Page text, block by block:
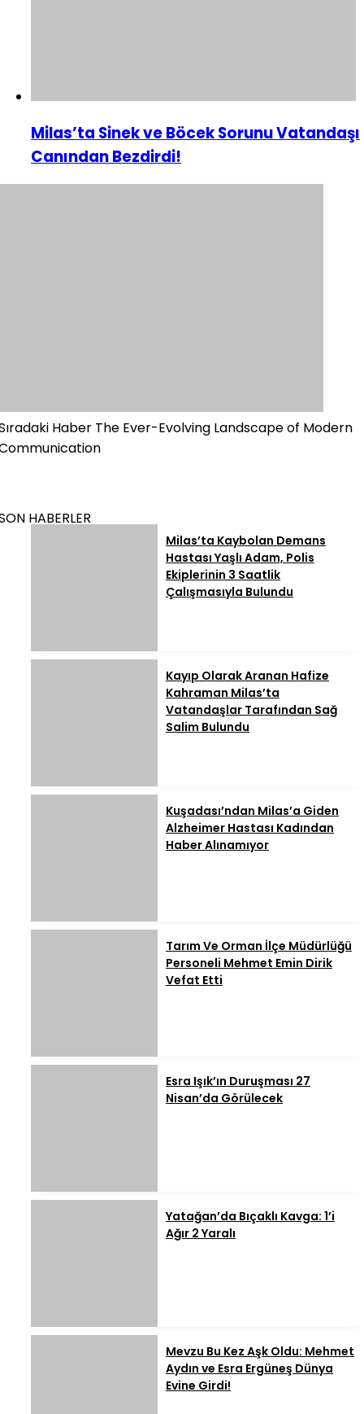
Milas’ta Sinek ve Böcek Sorunu Vatandaşı
Canından Bezdirdi!
Haber The Ever-Evolving Landscape of Modern
HABERLER
Milas’ta Kaybolan Demans
Hastası Yaşlı Adam, Polis
Ekiplerinin 3 Saatlik
Çalışmasıyla Bulundu
Kayıp Olarak Aranan Hafize
Kahraman Milas’ta
Vatandaşlar Tarafından Sağ
Salim Bulundu
Kuşadası’ndan Milas’a Giden
Alzheimer Hastası Kadından
Haber Alınamıyor
Tarım Ve Orman İlçe Müdürlüğü
Personeli Mehmet Emin Dirik
Vefat Etti
Esra Işık’ın Duruşması 27
Nisan’da Görülecek
Yatağan’da Bıçaklı Kavga: 1’i
Ağır 2 Yaralı
Mevzu Bu Kez Aşk Oldu: Mehmet
Aydın ve Esra Ergüneş Dünya
Evine Girdi!